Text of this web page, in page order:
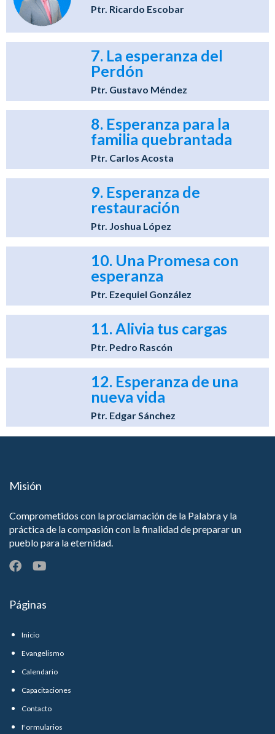
Ptr. Ricardo Escobar
7. La esperanza del
Perdón
Ptr. Gustavo Méndez
8. Esperanza para la
familia quebrantada
Ptr. Carlos Acosta
9. Esperanza de
restauración
Ptr. Joshua López
10. Una Promesa con
esperanza
Ptr. Ezequiel González
11. Alivia tus cargas
Ptr. Pedro Rascón
12. Esperanza de una
nueva vida
Ptr. Edgar Sánchez
Misión
Comprometidos con la proclamación de la Palabra y la
práctica de la compasión con la finalidad de preparar un
pueblo para la eternidad.
Páginas
Inicio
Evangelismo
Calendario
Capacitaciones
Contacto
Formularios